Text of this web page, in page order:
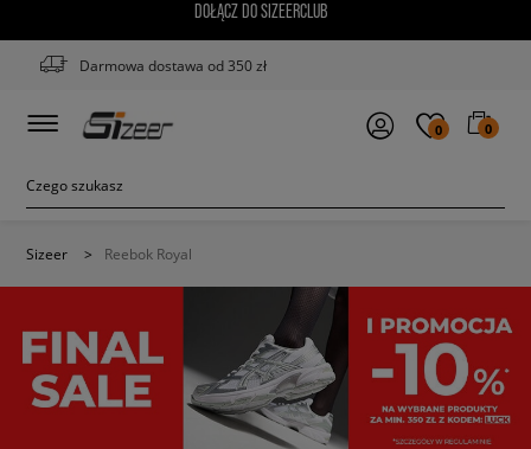
DOŁĄCZ DO SIZEERCLUB
Darmowa dostawa od 350 zł
0 0
Sizeer > Reebok Royal